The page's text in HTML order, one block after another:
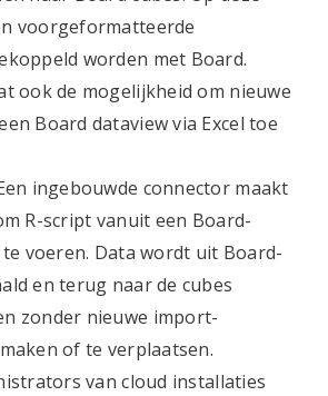
voorgeformatteerde
worden met Board.
ook de mogelijkheid om nieuwe
Board dataview via Excel toe
ingebouwde connector maakt
R-script vanuit een Board-
voeren. Data wordt uit Board-
en terug naar de cubes
zonder nieuwe import-
of te verplaatsen.
van cloud installaties